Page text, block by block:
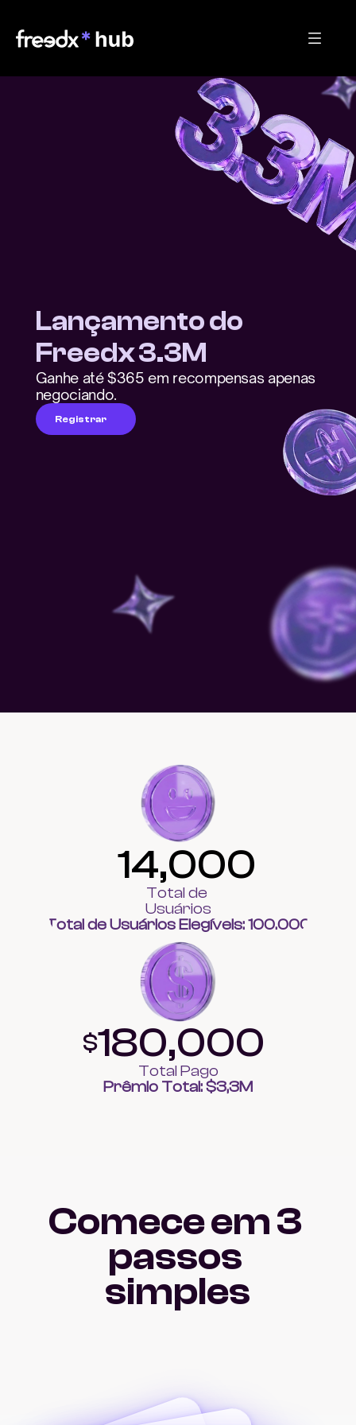
Lançamento do
Freedx 3.3M
Ganhe até $365 em recompensas apenas
negociando.
Registrar
14,000
Total de
Usuários
Total de Usuários Elegíveis: 100.000
$180,000
Total Pago
Prêmio Total: $3,3M
Comece em 3
passos
simples